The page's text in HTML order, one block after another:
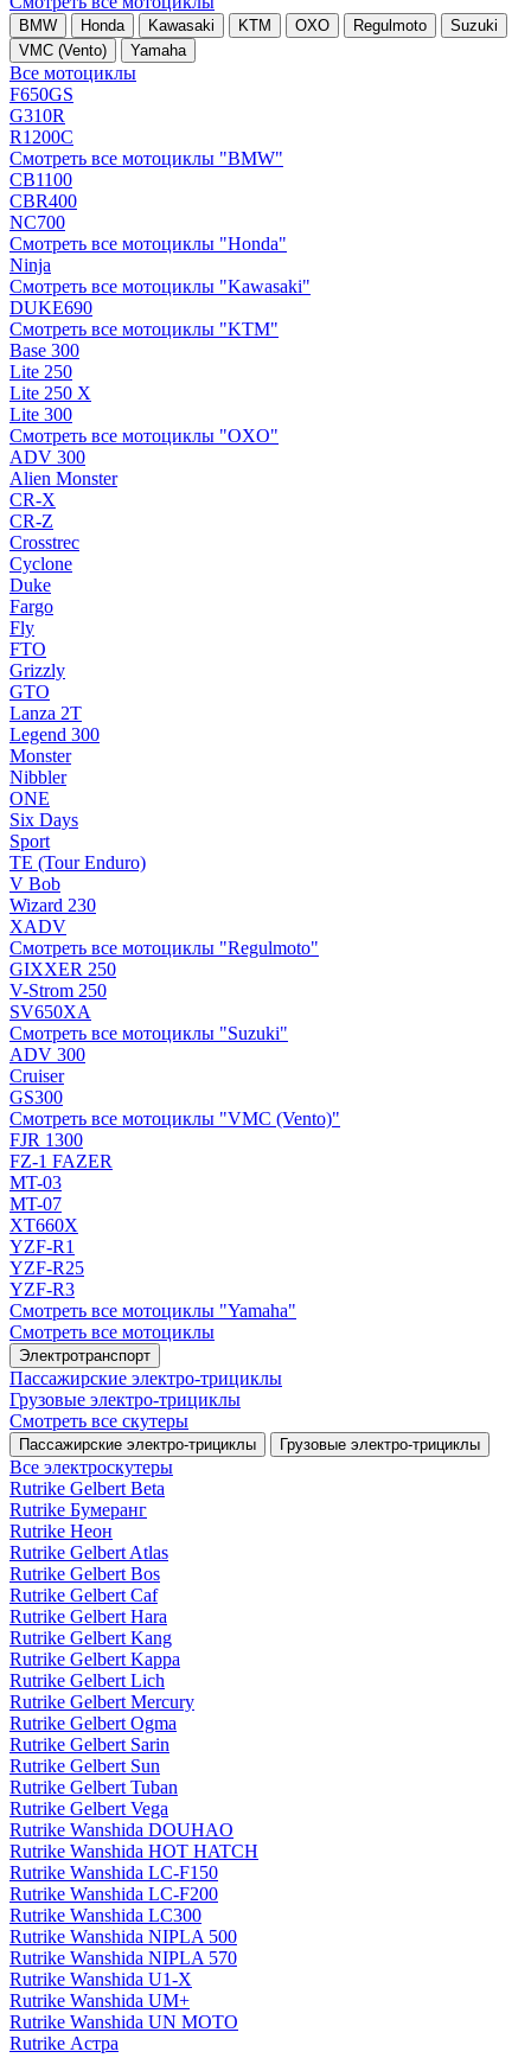
BMW Honda Kawasaki KTM OXO Regulmoto
Suzuki
VMC (Vento)
Yamaha
Все мотоциклы
F650GS
G310R
R1200C
Смотреть все мотоциклы "BMW"
CB1100
CBR400
NC700
Смотреть все мотоциклы "Honda"
Ninja
Смотреть все мотоциклы "Kawasaki"
DUKE690
Смотреть все мотоциклы "KTM"
Base 300
Lite 250
Lite 250 X
Lite 300
Смотреть все мотоциклы "OXO"
ADV 300
Alien Monster
CR-X
CR-Z
Crosstrec
Cyclone
Duke
Fargo
Fly
FTO
Grizzly
GTO
Lanza 2T
Legend 300
Monster
Nibbler
ONE
Six Days
Sport
TE (Tour Enduro)
V Bob
Wizard 230
XADV
Смотреть все мотоциклы "Regulmoto"
GIXXER 250
V-Strom 250
SV650XA
Смотреть все мотоциклы "Suzuki"
ADV 300
Cruiser
GS300
Смотреть все мотоциклы "VMC (Vento)"
FJR 1300
FZ-1 FAZER
MT-03
MT-07
XT660X
YZF-R1
YZF-R25
YZF-R3
Смотреть все мотоциклы "Yamaha"
Смотреть все мотоциклы
Электротранспорт
Пассажирские электро‑трициклы
Грузовые электро‑трициклы
Смотреть все скутеры
Пассажирские электро‑трициклы Грузовые электро‑трициклы
Все электро­скутеры
Rutrike Gelbert Beta
Rutrike Бумеранг
Rutrike Неон
Rutrike Gelbert Atlas
Rutrike Gelbert Bos
Rutrike Gelbert Caf
Rutrike Gelbert Hara
Rutrike Gelbert Kang
Rutrike Gelbert Kappa
Rutrike Gelbert Lich
Rutrike Gelbert Mercury
Rutrike Gelbert Ogma
Rutrike Gelbert Sarin
Rutrike Gelbert Sun
Rutrike Gelbert Tuban
Rutrike Gelbert Vega
Rutrike Wanshida DOUHAO
Rutrike Wanshida HOT HATCH
Rutrike Wanshida LC-F150
Rutrike Wanshida LC-F200
Rutrike Wanshida LC300
Rutrike Wanshida NIPLA 500
Rutrike Wanshida NIPLA 570
Rutrike Wanshida U1-X
Rutrike Wanshida UM+
Rutrike Wanshida UN MOTO
Rutrike Астра